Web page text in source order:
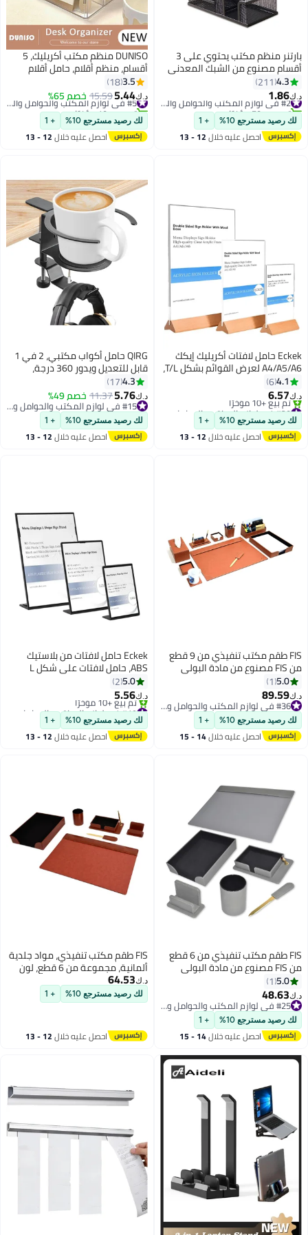
بارتنر منظم مكتب يحتوي على 3
مصنوع من الشبك المعدني
4.3
211
1.86
تم بيع +70 مؤخرًا
رصيد مسترجع 10% + 1
احصل عليه خلال 12 - 13
DUNISO منظم مكتب أكريليك، 5
أقسام، منظم أقلام، حامل أقلام
متعدد الوظائف، منظم مكتبي
للقرطاسية والإكسسوارات للمكتب
والمدرسة والمنزل واللوازم الفنية
3.5
18
5.44
15.59خصم 65%
تم بيع +10 مؤخرًا
لك رصيد مسترجع 10% + 1
احصل عليه خلال 12 - 13
Eckek حامل لافتات أكريليك إيكك
A4/A5/A6 لعرض القوائم بشكل T/L،
خشبية لحامل لافتات الطاولة4.1
6
6.57
أقل سعر في 30 يوم
تم بيع +10 مؤخرًا
#20 في لوازم المكتب والحوامل والموزعات
رصيد مسترجع 10% + 1
احصل عليه خلال 12 - 13
QIRG حامل أكواب مكتبي، 2 في 1
قابل للتعديل ويدور 360 درجة،
ملحقات مكتب الألعاب، حامل
سماعة رأس معلق أسفل المكتب،
يحمل كوب القهوة والمشروبات
وزجاجة المياه - أسود
4.3
17
5.76
11.37خصم 49%
#15 في لوازم المكتب والحوامل والموزعات
#15 في لوازم المكتب والحوامل والموزعات لك رصيد مسترجع 10% + 1
احصل عليه خلال 12 - 13
FIS طقم مكتب تنفيذي من 9 قطع
من FIS مصنوع من مادة البولي
الإيطالية، لون بني -5.0
1
89.59
#36 في لوازم المكتب والحوامل والموزعات
#36 في لوازم المكتب والحوامل والموزعات رصيد مسترجع 10% + 1
احصل عليه خلال 14 - 15
Eckek حامل لافتات من بلاستيك
ABS، حامل لافتات على شكل L
لعرض القوائم
5.0
2
5.56
أقل سعر في 30 يوم
تم بيع +10 مؤخرًا
#19 في لوازم المكتب والحوامل والموزعات
لك رصيد مسترجع 10% + 1
احصل عليه خلال 12 - 13
FIS طقم مكتب تنفيذي من 6 قطع
من FIS مصنوع من مادة البولي
الإيطالية، باللون الرمادي - 5.0
1
48.63
#25 في لوازم المكتب والحوامل والموزعات
#25 في لوازم المكتب والحوامل والموزعات رصيد مسترجع 10% + 1
احصل عليه خلال 14 - 15
اغسطس
FIS طقم مكتب تنفيذي، مواد جلدية
ألمانية، مجموعة من 6 قطع، لون
بني، معبأ في صندوق هدايا -
FSDSEXBL181BR
64.53
لك رصيد مسترجع 10% + 1
احصل عليه خلال 12 - 13
اغسطس